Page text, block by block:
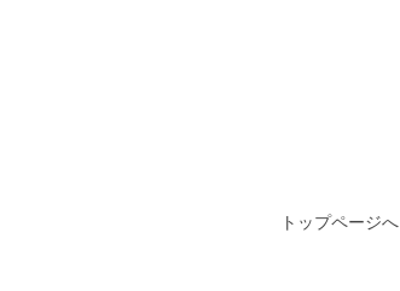
トップページへ